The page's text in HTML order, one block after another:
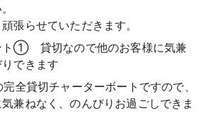
張らせていただきます。
ト① 貸切なので他のお客様に気兼
できます
全貸切チャーターボートですので、
兼ねなく、のんびりお過ごしできま